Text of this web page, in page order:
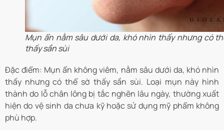
Mụn ẩn nằm sâu dưới da, khó nhìn thấy nhưng có
thấy sần sùi
Đặc điểm: Mụn ẩn không viêm, nằm sâu dưới da, khó nhìn
thấy nhưng có thể sờ thấy sần sùi. Loại mụn này hình
thành do lỗ chân lông bị tắc nghẽn lâu ngày, thường xuất
hiện do vệ sinh da chưa kỹ hoặc sử dụng mỹ phẩm không
phù hợp.